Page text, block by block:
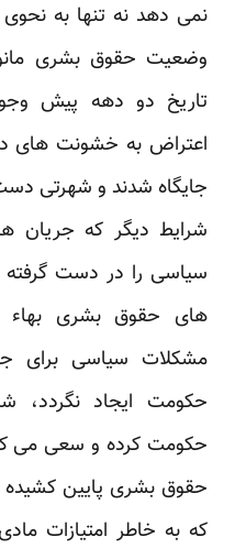
نمی دهد نه تنها به
وضعیت حقوق بشری
تاریخ دو دهه پیش
اعتراض به خشونت های
جایگاه شدند و شهرتی
شرایط دیگر که
سیاسی را در دست گرفته
های حقوق بشری بهاء
مشکلات سیاسی برای
حکومت ایجاد نگردد،
حکومت کرده و سعی می
حقوق بشری پایین
که به خاطر امتیازات